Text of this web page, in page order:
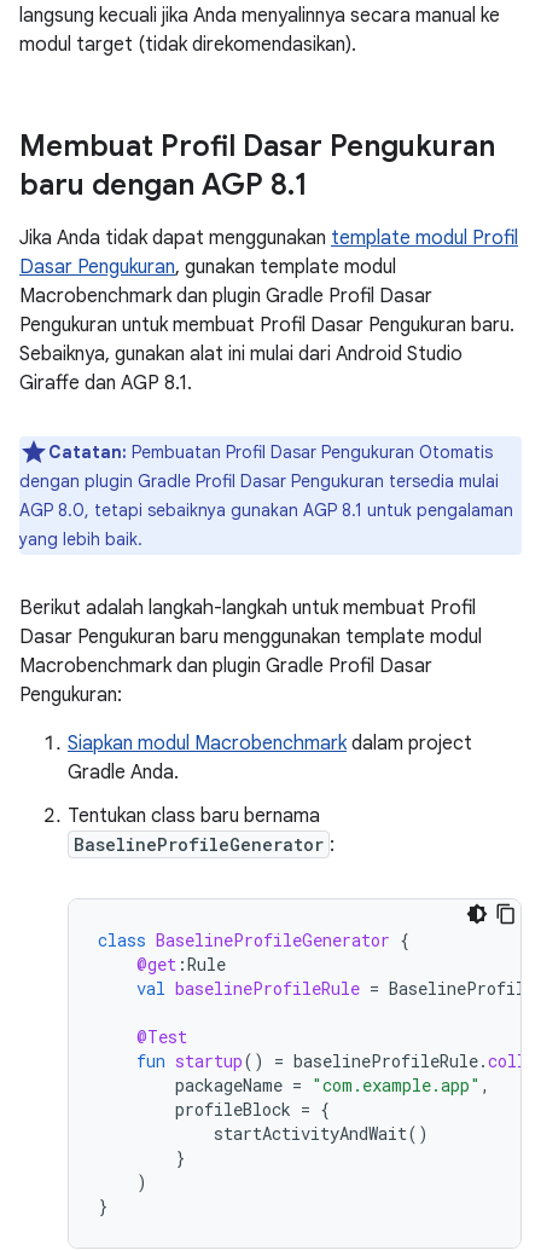
langsung kecuali jika Anda menyalinnya secara manual ke
modul target (tidak direkomendasikan).
Membuat Profil Dasar Pengukuran
baru dengan AGP 8.1
Jika Anda tidak dapat menggunakan template modul Profil
Dasar Pengukuran, gunakan template modul
Macrobenchmark dan plugin Gradle Profil Dasar
Pengukuran untuk membuat Profil Dasar Pengukuran baru.
Sebaiknya, gunakan alat ini mulai dari Android Studio
Giraffe dan AGP 8.1.
Catatan: Pembuatan Profil Dasar Pengukuran Otomatis
dengan plugin Gradle Profil Dasar Pengukuran tersedia mulai
AGP 8.0, tetapi sebaiknya gunakan AGP 8.1 untuk pengalaman
yang lebih baik.
Berikut adalah langkah-langkah untuk membuat Profil
Dasar Pengukuran baru menggunakan template modul
Macrobenchmark dan plugin Gradle Profil Dasar
Pengukuran:
Siapkan modul Macrobenchmarkdalam project
Gradle Anda.
Tentukan class baru bernama
BaselineProfileGenerator :
class BaselineProfileGenerator {
@get :Rule
val baselineProfileRule =
@Test
fun startup() = baselineProfileRule.
packageName = "com.example.app" ,
profileBlock = {
startActivityAndWait()
}
)
}